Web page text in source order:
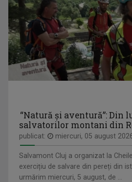
CĂLĂTOR DE MESERIE
LAURA CONSTANTINESCU
Prezintă emisiunea "Cântec și poveste",
“Natură și aventură”: Din
salvatorilor montani din
publicat: miercuri, 05 august
Salvamont Cluj a organizat la
exercițiu de salvare din pereți din
urmărim miercuri, 5 august, de ...